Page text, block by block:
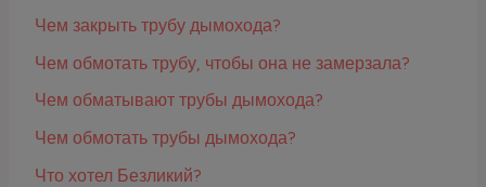
Чем закрыть трубу дымохода?
Чем обмотать трубу, чтобы она не замерзала?
Чем обматывают трубы дымохода?
Чем обмотать трубы дымохода?
Что хотел Безликий?